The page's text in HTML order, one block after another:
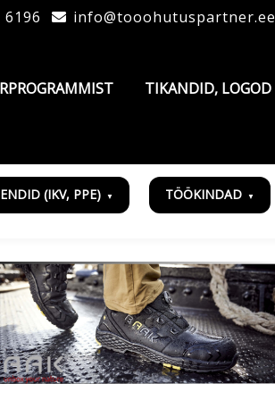
6196 info@tooohutuspartner.ee
TIKANDID, LOGOD
(IKV, PPE) TÖÖKINDAD